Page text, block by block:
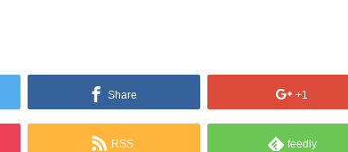
Share +1
RSS feedly